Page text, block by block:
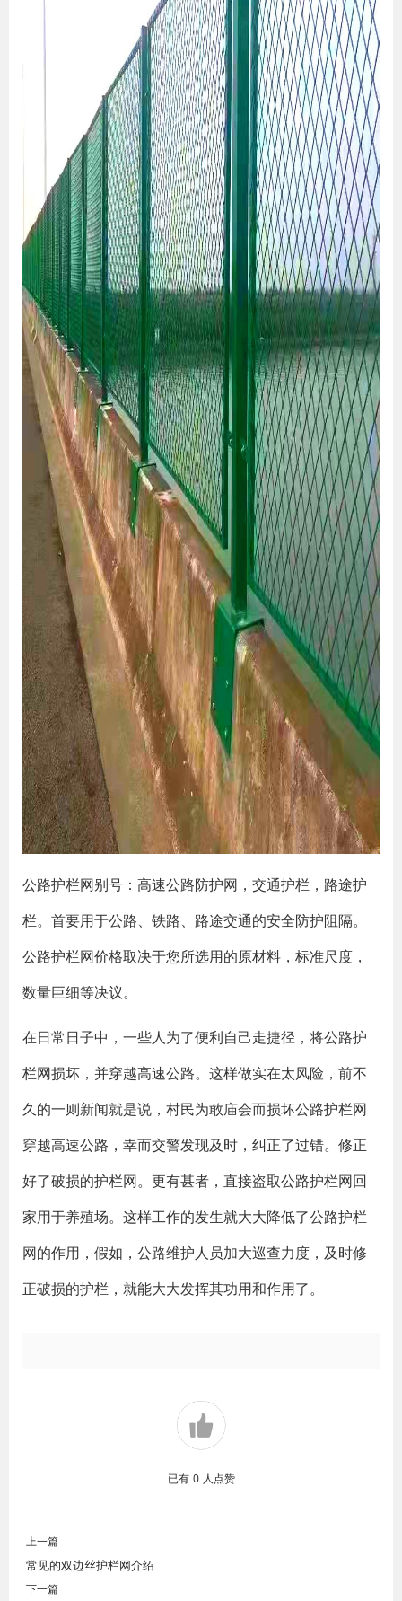
公路护栏网别号：高速公路防护网，交通护栏，路途护
栏。首要用于公路、铁路、路途交通的安全防护阻隔。
公路护栏网价格取决于您所选用的原材料，标准尺度，
数量巨细等决议。
在日常日子中，一些人为了便利自己走捷径，将公路护
栏网损坏，并穿越高速公路。这样做实在太风险，前不
久的一则新闻就是说，村民为敢庙会而损坏公路护栏网
穿越高速公路，幸而交警发现及时，纠正了过错。修正
好了破损的护栏网。更有甚者，直接盗取公路护栏网回
家用于养殖场。这样工作的发生就大大降低了公路护栏
网的作用，假如，公路维护人员加大巡查力度，及时修
正破损的护栏，就能大大发挥其功用和作用了。
已有 0 人点赞
上一篇
常见的双边丝护栏网介绍
下一篇